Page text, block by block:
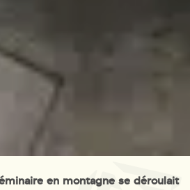
en montagne se déroulait